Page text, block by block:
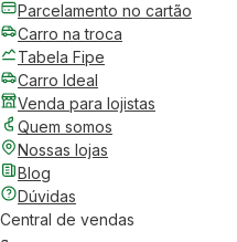
Parcelamento no cartão
Carro na troca
Tabela Fipe
Carro Ideal
Venda para lojistas
Quem somos
Nossas lojas
Blog
Dúvidas
Central de vendas